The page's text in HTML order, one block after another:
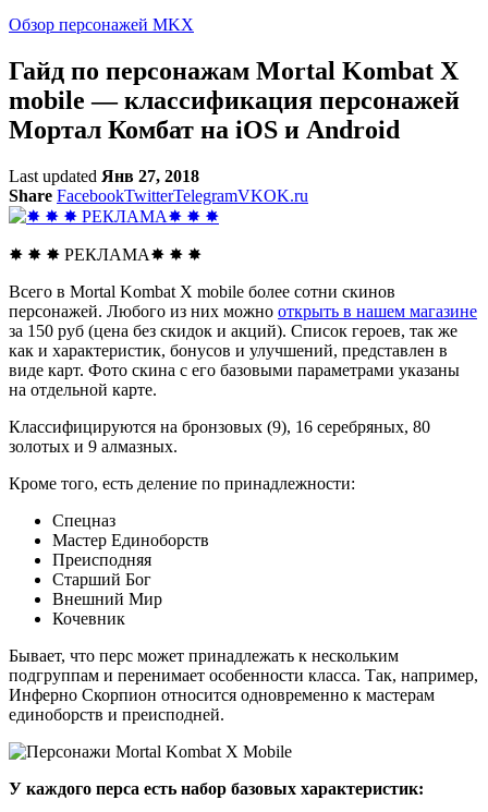
Обзор персонажей MKX
Гайд по персонажам Mortal Kombat X
mobile — классификация персонажей
Мортал Комбат на iOS и Android
Last updated Янв 27, 2018
Share FacebookTwitterTelegramVKOK.ru
✸ ✸ ✸ РЕКЛАМА✸ ✸ ✸
Всего в Mortal Kombat X mobile более сотни скинов
персонажей. Любого из них можно открыть в нашем магазине
за 150 руб (цена без скидок и акций). Список героев, так же
как и характеристик, бонусов и улучшений, представлен в
виде карт. Фото скина с его базовыми параметрами указаны
на отдельной карте.
Классифицируются на бронзовых (9), 16 серебряных, 80
золотых и 9 алмазных.
Кроме того, есть деление по принадлежности:
Спецназ
Мастер Единоборств
Преисподняя
Старший Бог
Внешний Мир
Кочевник
Бывает, что перс может принадлежать к нескольким
подгруппам и перенимает особенности класса. Так, например,
Инферно Скорпион относится одновременно к мастерам
единоборств и преисподней.
У каждого перса есть набор базовых характеристик: